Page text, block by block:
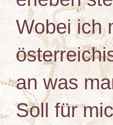
Wobei ich
an was
Soll für